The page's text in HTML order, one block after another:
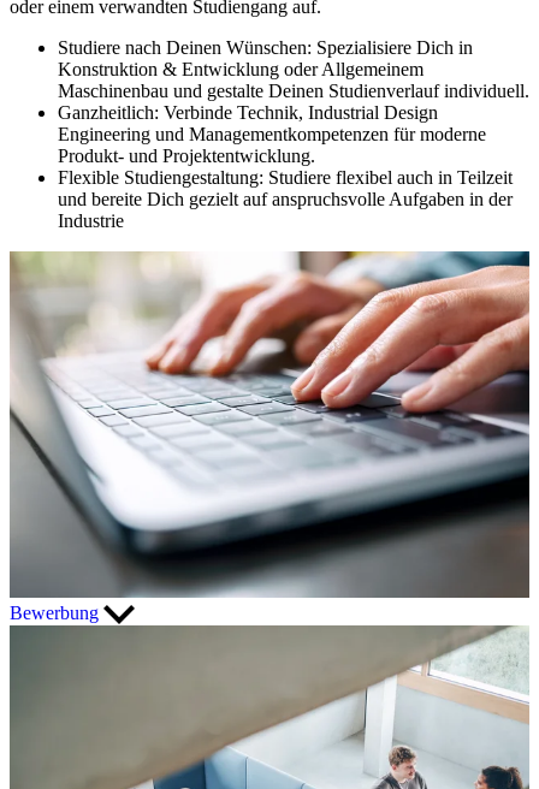
oder einem verwandten Studiengang auf.
Studiere nach Deinen Wünschen: Spezialisiere Dich in
Konstruktion & Entwicklung oder Allgemeinem
Maschinenbau und gestalte Deinen Studienverlauf individuell.
Ganzheitlich: Verbinde Technik, Industrial Design
Engineering und Managementkompetenzen für moderne
Produkt- und Projektentwicklung.
Flexible Studiengestaltung: Studiere flexibel auch in Teilzeit
und bereite Dich gezielt auf anspruchsvolle Aufgaben in der
Industrie
Bewerbung